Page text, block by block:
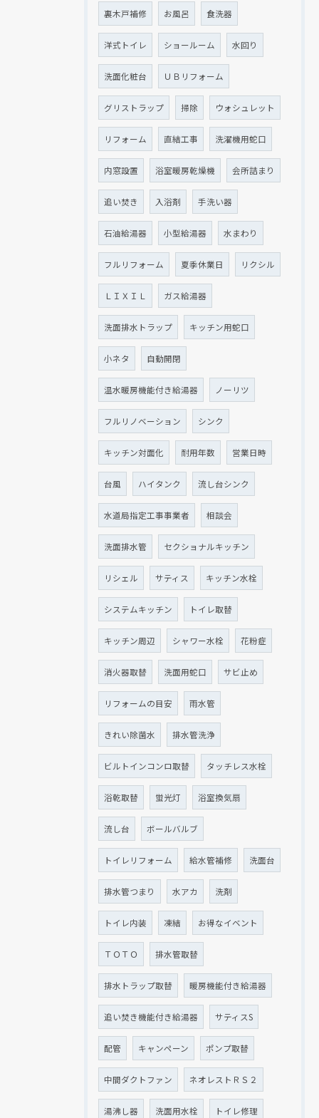
裏木戸補修 お風呂 食洗器
洋式トイレ ショールーム 水回り
洗面化粧台 ＵＢリフォーム
グリストラップ 掃除 ウォシュレット
リフォーム 直結工事 洗濯機用蛇口
内窓設置 浴室暖房乾燥機 会所詰まり
追い焚き 入浴剤 手洗い器
石油給湯器 小型給湯器 水まわり
フルリフォーム 夏季休業日 リクシル
ＬＩＸＩＬ ガス給湯器
洗面排水トラップ キッチン用蛇口
小ネタ 自動開閉
温水暖房機能付き給湯器 ノーリツ
フルリノベーション シンク
キッチン対面化 耐用年数 営業日時
台風 ハイタンク 流し台シンク
水道局指定工事事業者 相談会
洗面排水管 セクショナルキッチン
リシェル サティス キッチン水栓
システムキッチン トイレ取替
キッチン周辺 シャワー水栓 花粉症
消火器取替 洗面用蛇口 サビ止め
リフォームの目安 雨水管
きれい除菌水 排水管洗浄
ビルトインコンロ取替 タッチレス水栓
浴乾取替 蛍光灯 浴室換気扇
流し台 ボールバルブ
トイレリフォーム 給水管補修 洗面台
排水管つまり 水アカ 洗剤
トイレ内装 凍結 お得なイベント
ＴＯＴＯ 排水管取替
排水トラップ取替 暖房機能付き給湯器
追い焚き機能付き給湯器 サティスS
配管 キャンペーン ポンプ取替
中間ダクトファン ネオレストＲＳ２
湯沸し器 洗面用水栓 トイレ修理